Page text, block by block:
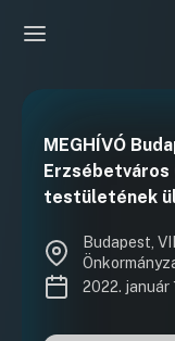
MEGHÍVÓ
Erzsébetváros
testületének
Budapest,
2022. január